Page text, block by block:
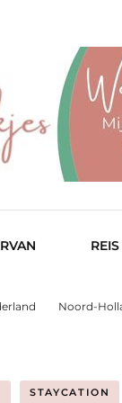
Noord-
STAYCATION